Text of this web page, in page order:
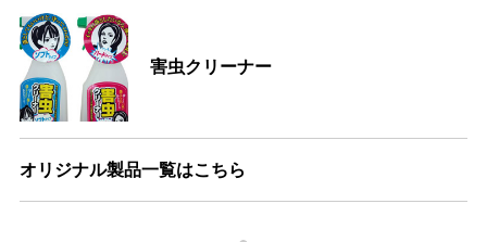
害虫クリーナー
オリジナル製品一覧はこちら